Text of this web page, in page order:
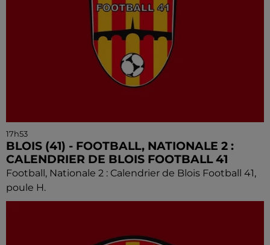
17h53
BLOIS (41) - FOOTBALL, NATIONALE 2 :
CALENDRIER DE BLOIS FOOTBALL 41
Football, Nationale 2 : Calendrier de Blois Football 41,
poule H.